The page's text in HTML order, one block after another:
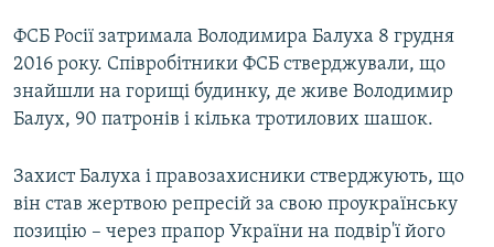
ФСБ Росії затримала Володимира Балуха 8 грудня
2016 року. Співробітники ФСБ стверджували, що
знайшли на горищі будинку, де живе Володимир
Балух, 90 патронів і кілька тротилових шашок.
Захист Балуха і правозахисники стверджують, що
він став жертвою репресій за свою проукраїнську
позицію – через прапор України на подвір'ї його